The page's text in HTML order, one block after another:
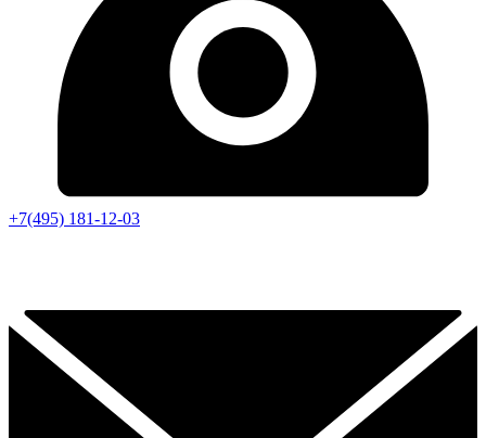
+7(495) 181-12-03